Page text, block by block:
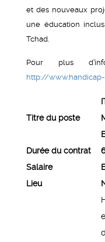
et des nouveaux
une éducation
Tchad.
Pour plus
http://
Titre du poste
Durée du contrat
Salaire
Lieu